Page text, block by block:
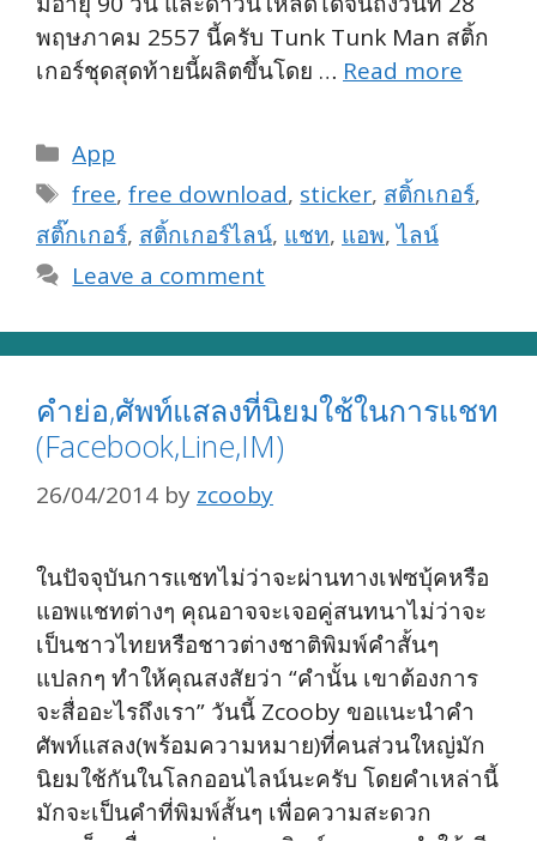
พฤษภาคม 2557 นี้ครับ Tunk Tunk Man สติ้ก
เกอร์ชุดสุดท้ายนี้ผลิตขึ้นโดย … Read more
Categories
App
Tags
free,free download, sticker, สติ้กเกอร์,
สติ๊กเกอร์, สติ้กเกอร์ไลน์, แชท, แอพ,ไลน์
Leave a comment
คำย่อ,ศัพท์แสลงที่นิยมใช้ในการแชท
(Facebook,Line,IM)
26/04/2014 by zcooby
ในปัจจุบันการแชทไม่ว่าจะผ่านทางเฟซบุ้คหรือ
แอพแชทต่างๆ คุณอาจจะเจอคู่สนทนาไม่ว่าจะ
เป็นชาวไทยหรือชาวต่างชาติพิมพ์คำสั้นๆ
แปลกๆ ทำให้คุณสงสัยว่า “คำนั้น เขาต้องการ
จะสื่ออะไรถึงเรา” วันนี้ Zcooby ขอแนะนำคำ
ศัพท์แสลง(พร้อมความหมาย)ที่คนส่วนใหญ่มัก
นิยมใช้กันในโลกออนไลน์นะครับ โดยคำเหล่านี้
มักจะเป็นคำที่พิมพ์สั้นๆ เพื่อความสะดวก